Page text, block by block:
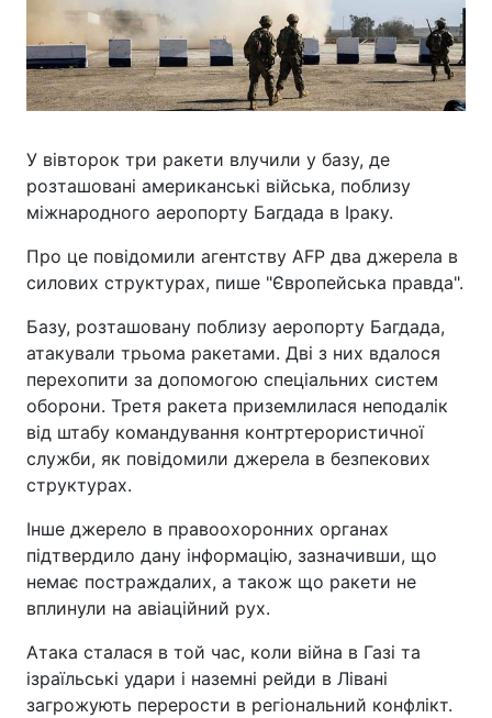
У вівторок три ракети влучили у базу, де
розташовані американські війська, поблизу
міжнародного аеропорту Багдада в Іраку.
Про це повідомили агентству AFP два джерела в
силових структурах, пише "Європейська правда".
Базу, розташовану поблизу аеропорту Багдада,
атакували трьома ракетами. Дві з них вдалося
перехопити за допомогою спеціальних систем
оборони. Третя ракета приземлилася неподалік
від штабу командування контртерористичної
служби, як повідомили джерела в безпекових
структурах.
Інше джерело в правоохоронних органах
підтвердило дану інформацію, зазначивши, що
немає постраждалих, а також що ракети не
вплинули на авіаційний рух.
Атака сталася в той час, коли війна в Газі та
ізраїльські удари і наземні рейди в Лівані
загрожують перерости в регіональний конфлікт.